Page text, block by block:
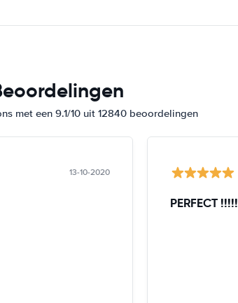
met een 9.1/10 uit 12840 beoordelingen
13-10-2020
PERFECT !!!!!